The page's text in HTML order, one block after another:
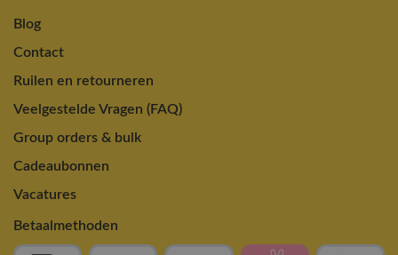
Blog
Contact
Ruilen en retourneren
Veelgestelde Vragen (FAQ)
Group orders & bulk
Cadeaubonnen
Vacatures
Betaalmethoden